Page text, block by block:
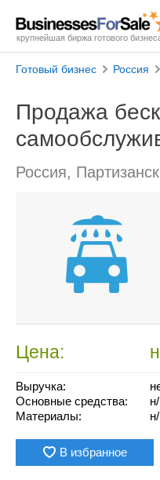
крупнейшая биржа готового
Готовый бизнес Россия
Продажа
Россия,
Цена:
Выручка:
Основные средства:
Материалы:
В избранное